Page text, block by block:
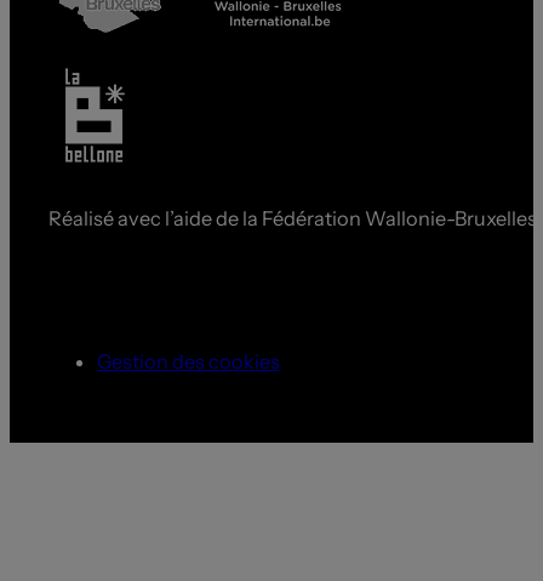
Réalisé avec l’aide de la Fédération Wallonie-
Gestion des cookies